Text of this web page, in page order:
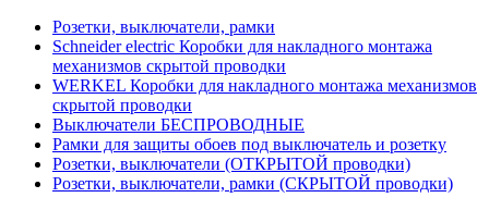
Розетки, выключатели, рамки
Schneider electric Коробки для накладного монтажа
механизмов скрытой проводки
WERKEL Коробки для накладного монтажа механизмов
скрытой проводки
Выключатели БЕСПРОВОДНЫЕ
Рамки для защиты обоев под выключатель и розетку
Розетки, выключатели (ОТКРЫТОЙ проводки)
Розетки, выключатели, рамки (СКРЫТОЙ проводки)